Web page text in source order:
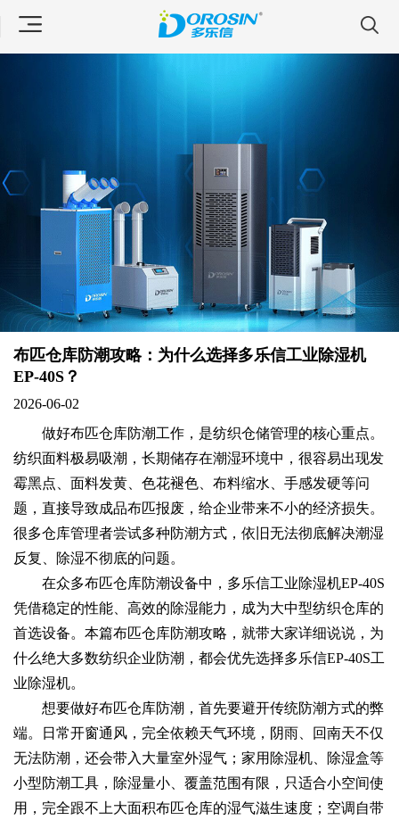
布匹仓库防潮攻略：为什么选择多乐信工业除湿机
EP-40S？
2026-06-02
做好布匹仓库防潮工作，是纺织仓储管理的核心重点。
纺织面料极易吸潮，长期储存在潮湿环境中，很容易出现发
霉黑点、面料发黄、色花褪色、布料缩水、手感发硬等问
题，直接导致成品布匹报废，给企业带来不小的经济损失。
很多仓库管理者尝试多种防潮方式，依旧无法彻底解决潮湿
反复、除湿不彻底的问题。
在众多布匹仓库防潮设备中，多乐信工业除湿机EP-40S
凭借稳定的性能、高效的除湿能力，成为大中型纺织仓库的
首选设备。本篇布匹仓库防潮攻略，就带大家详细说说，为
什么绝大多数纺织企业防潮，都会优先选择多乐信EP-40S工
业除湿机。
想要做好布匹仓库防潮，首先要避开传统防潮方式的弊
端。日常开窗通风，完全依赖天气环境，阴雨、回南天不仅
无法防潮，还会带入大量室外湿气；家用除湿机、除湿盒等
小型防潮工具，除湿量小、覆盖范围有限，只适合小空间使
用，完全跟不上大面积布匹仓库的湿气滋生速度；空调自带